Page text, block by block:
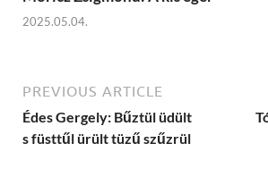
2025.05.04.
PREVIOUS ARTICLE
Édes Gergely: Bűztül üdült
s füsttűl ürült tüzű szűzrül